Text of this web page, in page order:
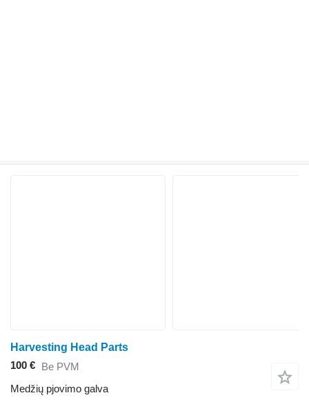
Harvesting Head Parts
100 € Be PVM
Medžių pjovimo galva